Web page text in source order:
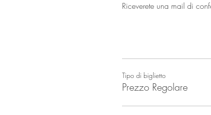
Riceverete una mail di
Tipo di biglietto
Prezzo Regolare